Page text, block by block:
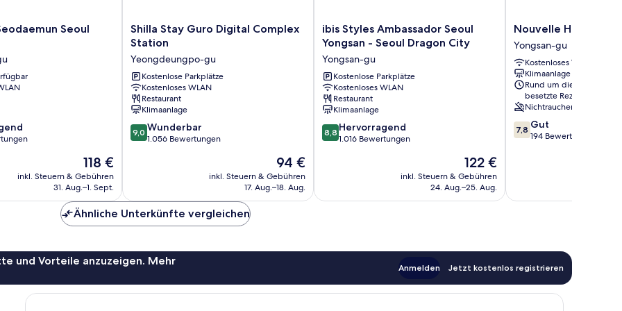
Seoul
Der
Preis
beträgt
118 €
inkl. Steuern & Gebühren
31. Aug.–1. Sept.
Shilla
Stay
Digital
Complex
Station
Yeongdeungpo-
gu
Shilla Stay Guro Digital Complex
Station
Yeongdeungpo-gu
Kostenlose Parkplätze
Kostenloses WLAN
Restaurant
Klimaanlage
9.0
von
9,0 Wunderbar
1.056 Bewertungen
Der
Preis
beträgt
94 €
inkl. Steuern & Gebühren
17. Aug.–18. Aug.
ibis
Styles
Ambassador
Seoul
Yongsan
-
Seoul
Dragon
City
Yongsan-
ibis Styles Ambassador Seoul
Yongsan - Seoul Dragon City
Yongsan-gu
Kostenlose Parkplätze
Kostenloses WLAN
Restaurant
Klimaanlage
8.8
von
8,8 Hervorragend
1.016 Bewertungen
Der
Preis
beträgt
122 €
inkl. Steuern & Gebühren
24. Aug.–25. Aug.
Nouvelle
Hotel
Seoul
Itaewon
Yongsan-
gu
Nouvelle Hotel
Yongsan-gu
Kostenloses WLAN
Klimaanlage
Rund um die Uhr
besetzte Rezeption
Nichtraucher
7.8
von
7,8 Gut
194 Bewertungen
Ähnliche Unterkünfte vergleichen
und Vorteile anzuzeigen. Mehr
Anmelden Jetzt kostenlos registrieren